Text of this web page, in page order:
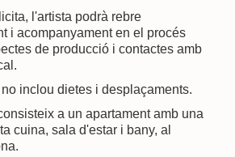
l'artista podrà rebre
i acompanyament en el procés
de producció i contactes amb
inclou dietes i desplaçaments.
a un apartament amb una
cuina, sala d'estar i bany, al